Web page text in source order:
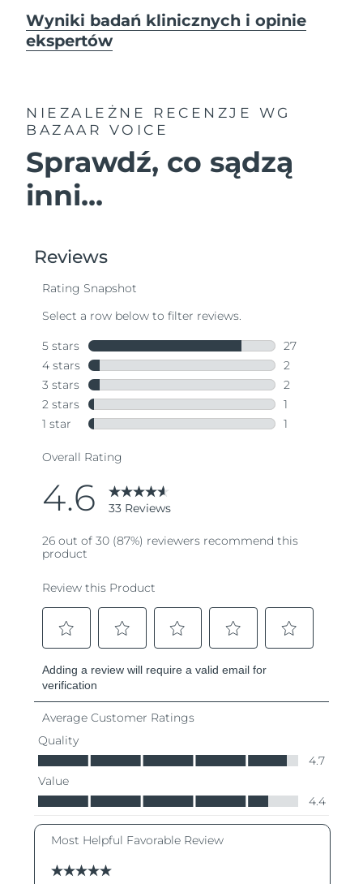
Wyniki badań klinicznych i opinie
ekspertów
NIEZALEŻNE RECENZJE
WG
BAZAAR VOICE
Sprawdź, co sądzą
inni...